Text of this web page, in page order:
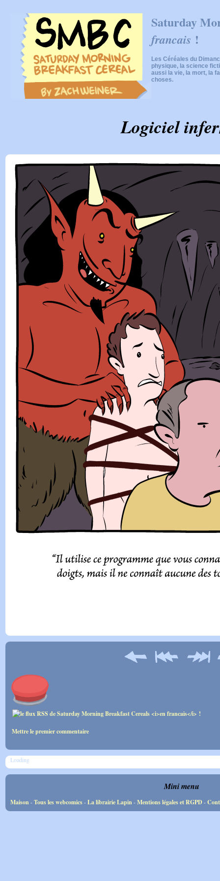
Saturday
francais !
Les Céréales du
physique, la science
aussi la vie, la mort, la
choses.
Logiciel
Mettre le premier commentaire
Loading
Mini menu
Maison-Tous les webcomics-La librairie Lapin-Mentions légales et RGPD-